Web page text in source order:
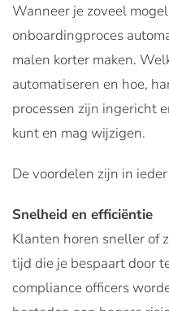
Wanneer je zoveel
onboardingproces
malen korter maken.
automatiseren en hoe,
processen zijn ingericht
kunt en mag wijzigen.
De voordelen zijn in
Snelheid en efficiëntie
Klanten horen sneller of
tijd die je bespaart door
compliance officers